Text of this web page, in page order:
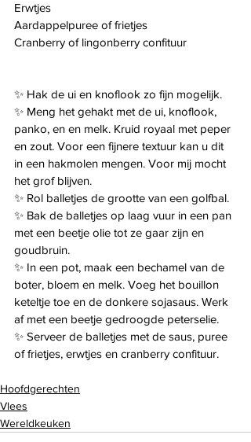
Erwtjes
Aardappelpuree of frietjes
Cranberry of lingonberry confituur
✨️ Hak de ui en knoflook zo fijn mogelijk.
✨️ Meng het gehakt met de ui, knoflook,
panko, en en melk. Kruid royaal met peper
en zout. Voor een fijnere textuur kan u dit
in een hakmolen mengen. Voor mij mocht
het grof blijven.
✨️ Rol balletjes de grootte van een golfbal.
✨️ Bak de balletjes op laag vuur in een pan
met een beetje olie tot ze gaar zijn en
goudbruin.
✨️ In een pot, maak een bechamel van de
boter, bloem en melk. Voeg het bouillon
keteltje toe en de donkere sojasaus. Werk
af met een beetje gedroogde peterselie.
✨️ Serveer de balletjes met de saus, puree
of frietjes, erwtjes en cranberry confituur.
Hoofdgerechten
Vlees
Wereldkeuken